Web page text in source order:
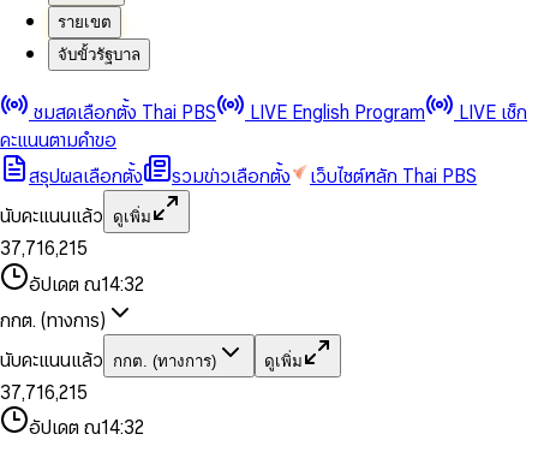
รายเขต
จับขั้วรัฐบาล
ชมสดเลือกตั้ง Thai PBS LIVE English Program
LIVE เช็ก
คะแนนตามคำขอ
สรุปผลเลือกตั้ง
รวมข่าวเลือกตั้ง
เว็บไซต์หลัก Thai PBS
นับคะแนนแล้ว
ดูเพิ่ม
0
1
2
3
4
5
6
8
9
0
1
2
3
4
5
6
7
8
9
,
0
1
2
4
6
7
8
9
0
1
2
3
4
5
6
7
8
9
0
1
3
5
6
7
8
9
,
1
2
4
5
7
8
9
0
1
3
4
6
7
8
9
0
2
3
4
5
7
8
อัปเดต ณ14:32
กกต. (ทางการ)
นับคะแนนแล้ว
กกต. (ทางการ) ดูเพิ่ม
0
1
2
3
4
5
0
1
2
4
5
6
7
8
9
,
0
1
2
4
6
7
8
9
0
1
2
3
0
1
3
5
6
7
8
,
1
2
4
0
1
3
0
2
3
4
5
7
อัปเดต ณ14:32